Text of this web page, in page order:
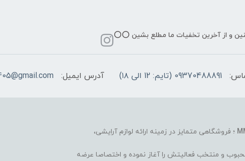
و از آخرین تخفیات ما مطلع بشین ⭕️⭕️
09370488891 (تایم: 12 الی ۱۸) آدرس ایمیل:
؛ فروشگاهی متمایز در زمینه ارائه لوازم آرایشی،
برند، محبوب و منتخب فعالیتش را آغاز نموده و اختصاصا عرضه